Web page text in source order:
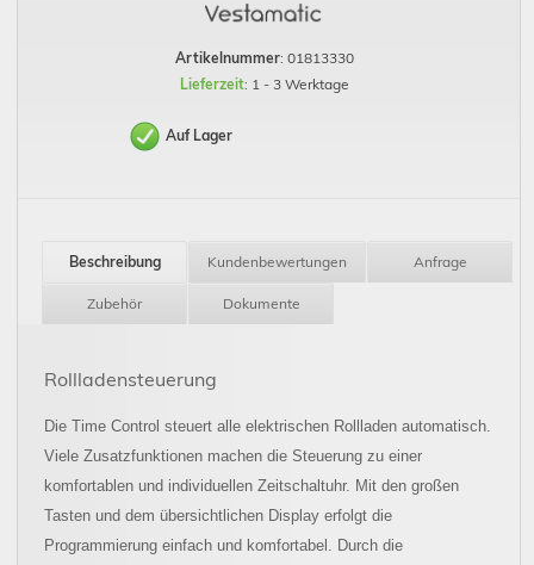
Artikelnummer: 01813330
Lieferzeit: 1 - 3 Werktage
Auf Lager
Beschreibung Kundenbewertungen Anfrage
Zubehör Dokumente
Rollladensteuerung
Die Time Control steuert alle elektrischen Rollladen automatisch.
Viele Zusatzfunktionen machen die Steuerung zu einer
komfortablen und individuellen Zeitschaltuhr. Mit den großen
Tasten und dem übersichtlichen Display erfolgt die
Programmierung einfach und komfortabel. Durch die